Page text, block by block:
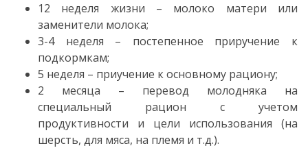
12 неделя жизни – молоко матери или
заменители молока;
3-4 неделя – постепенное приручение к
подкормкам;
5 неделя – приучение к основному рациону;
2 месяца – перевод молодняка на
специальный рацион с учетом
продуктивности и цели использования (на
шерсть, для мяса, на племя и т.д.).